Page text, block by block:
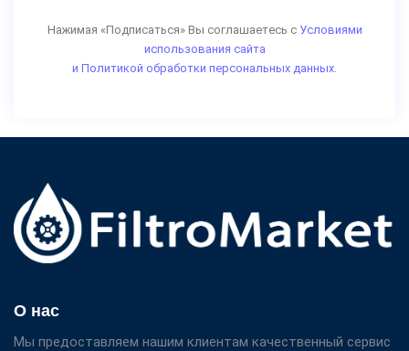
Нажимая «Подписаться» Вы соглашаетесь с Условиями
использования сайта
и Политикой обработки персональных данных.
О нас
Мы предоставляем нашим клиентам качественный сервис